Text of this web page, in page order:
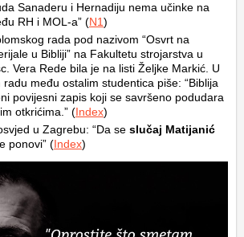
Sanaderu i Hernadiju nema učinke na
RH i MOL-a” (N1)
rada pod nazivom “Osvrt na
u Bibliji” na Fakultetu strojarstva u
Vera Rede bila je na listi Željke Markić. U
među ostalim studentica piše: “Biblija
povijesni zapis koji se savršeno podudara
otkrićima.” (Index)
u Zagrebu: “Da se slučaj Matijanić
ponovi” (Index)